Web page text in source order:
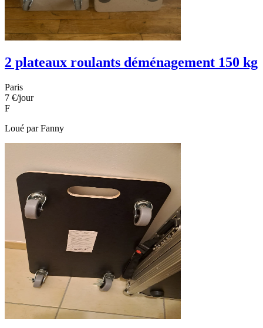
2 plateaux roulants déménagement 150 kg
Paris
7 €/jour
F
Loué parFanny